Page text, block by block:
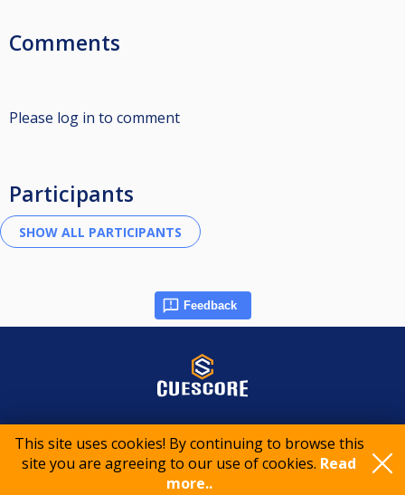
This site uses cookies! By continuing to browse this
site you are agreeing to our use of cookies. Read
more..
Comments
Please log in to comment
Participants
Feedback
© 2015-2026 CueScore International
Privacy policy